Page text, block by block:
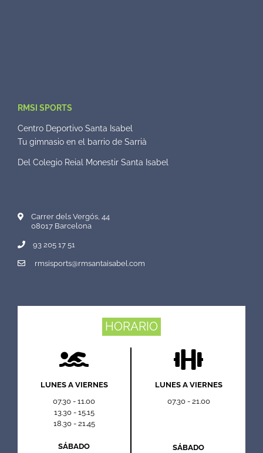
RMSI SPORTS
Centro Deportivo Santa Isabel
Tu gimnasio en el barrio de Sarrià
Del Colegio Reial Monestir Santa Isabel
Carrer dels Vergós, 44
08017 Barcelona
93 205 17 51
rmsisports@rmsantaisabel.com
HORARIO
LUNES A VIERNES
07.30 - 11.00
13.30 - 15.15
18.30 - 21.45
SÁBADO
LUNES A VIERNES
07.30 - 21.00
SÁBADO